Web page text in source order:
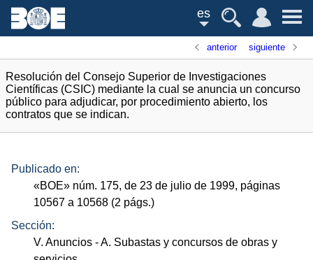
es
anterior siguiente
Resolución del Consejo Superior de Investigaciones
Científicas (CSIC) mediante la cual se anuncia un concurso
público para adjudicar, por procedimiento abierto, los
contratos que se indican.
Publicado en:
«BOE» núm. 175, de 23 de julio de 1999, páginas
10567 a 10568 (2 págs.)
Sección:
V. Anuncios - A. Subastas y concursos de obras y